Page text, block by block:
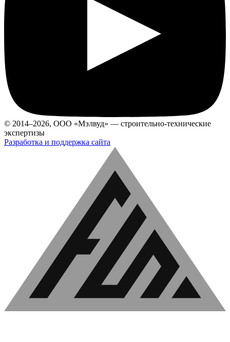
© 2014–2026, ООО «Мэлвуд» — строительно-технические
экспертизы
Разработка и поддержка сайта